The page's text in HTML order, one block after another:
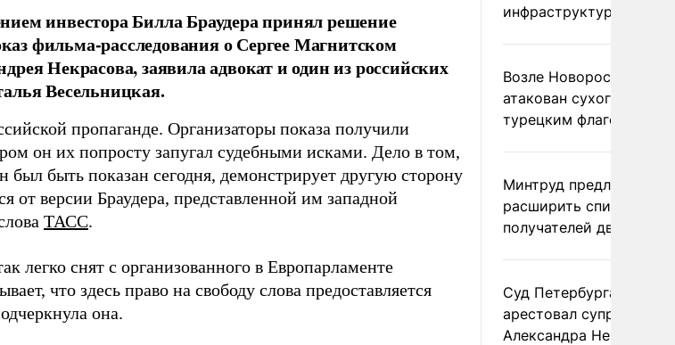
инвестора Билла Браудера принял решение
фильма-расследования о Сергее Магнитском
Некрасова, заявила адвокат и один из российских
Весельницкая.
пропаганде. Организаторы показа получили
он их попросту запугал судебными исками. Дело в том,
быть показан сегодня, демонстрирует другую сторону
от версии Браудера, представленной им западной
ТАСС.
легко снят с организованного в Европарламенте
что здесь право на свободу слова предоставляется
она.
инфраструктуры
Возле Новороссийска
атакован сухогруз под
турецким флагом
Минтруд предложил
расширить список
получателей двух
Суд Петербурга заочно
арестовал супругу
Александра Невзорова